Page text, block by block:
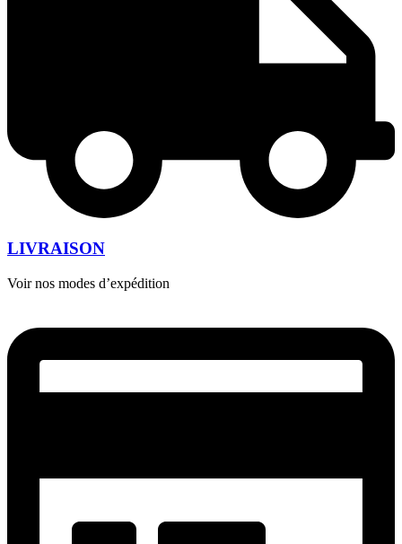
LIVRAISON
Voir nos modes d’expédition